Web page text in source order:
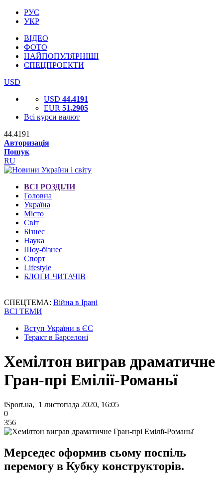
РУС
УКР
ВІДЕО
ФОТО
НАЙПОПУЛЯРНІШІ
СПЕЦПРОЕКТИ
USD
USD 44.4191
EUR 51.2905
Всі курси валют
44.4191
Авторизація
Пошук
RU
ВСІ РОЗДІЛИ
Головна
Україна
Місто
Світ
Бізнес
Наука
Шоу-бізнес
Спорт
Lifestyle
БЛОГИ ЧИТАЧІВ
СПЕЦТЕМА: Війна в Ірані
ВСІ ТЕМИ
Вступ України в ЄС
Теракт в Барселоні
Хемілтон виграв драматичне
Гран-прі Емілії-Романьї
iSport.ua, 1 листопада 2020, 16:05
0
356
Мерседес оформив сьому поспіль
перемогу в Кубку конструкторів.